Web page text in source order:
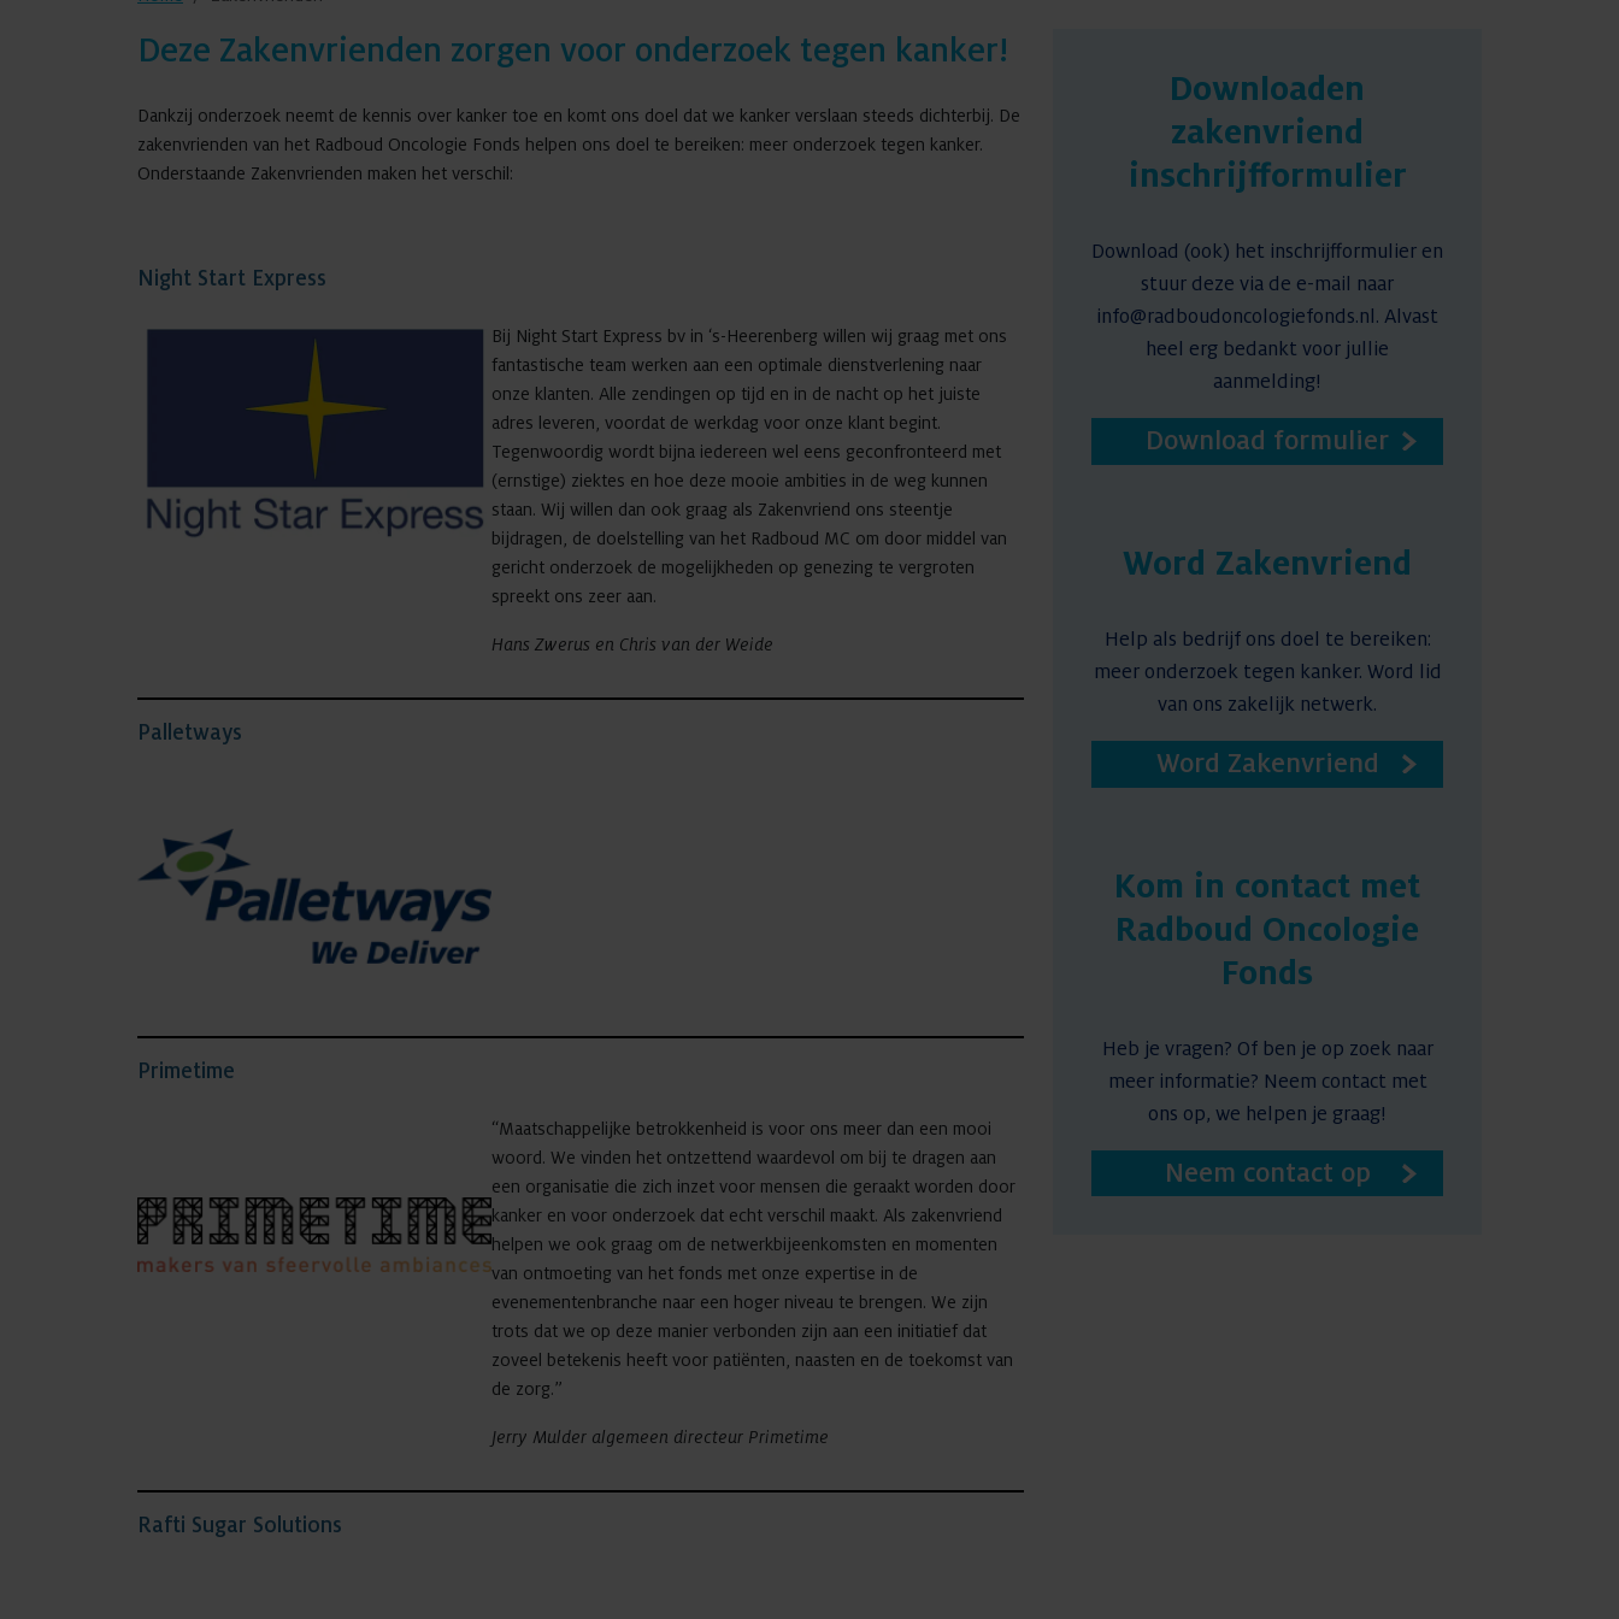
Deze Zakenvrienden zorgen voor onderzoek tegen kanker!
Dankzij onderzoek neemt de kennis over kanker toe en komt ons doel dat we kanker verslaan steeds dichterbij. De
zakenvrienden van het Radboud Oncologie Fonds helpen ons doel te bereiken: meer onderzoek tegen kanker.
Onderstaande Zakenvrienden maken het verschil:
Night Start Express
Bij Night Start Express bv in ‘s-Heerenberg willen wij graag met ons
fantastische team werken aan een optimale dienstverlening naar
onze klanten. Alle zendingen op tijd en in de nacht op het juiste
adres leveren, voordat de werkdag voor onze klant begint.
Tegenwoordig wordt bijna iedereen wel eens geconfronteerd met
(ernstige) ziektes en hoe deze mooie ambities in de weg kunnen
staan. Wij willen dan ook graag als Zakenvriend ons steentje
bijdragen, de doelstelling van het Radboud MC om door middel van
gericht onderzoek de mogelijkheden op genezing te vergroten
spreekt ons zeer aan.
Hans Zwerus en Chris van der Weide
Palletways
Primetime
“Maatschappelijke betrokkenheid is voor ons meer dan een mooi
woord. We vinden het ontzettend waardevol om bij te dragen aan
een organisatie die zich inzet voor mensen die geraakt worden door
kanker en voor onderzoek dat echt verschil maakt. Als zakenvriend
helpen we ook graag om de netwerkbijeenkomsten en momenten
van ontmoeting van het fonds met onze expertise in de
evenementenbranche naar een hoger niveau te brengen. We zijn
trots dat we op deze manier verbonden zijn aan een initiatief dat
zoveel betekenis heeft voor patiënten, naasten en de toekomst van
de zorg.”
Jerry Mulder algemeen directeur Primetime
Rafti Sugar Solutions
Downloaden
zakenvriend
inschrijfformulier
Download (ook) het inschrijfformulier en
stuur deze via de e-mail naar
info@radboudoncologiefonds.nl. Alvast
heel erg bedankt voor jullie
aanmelding!
Download formulier
Word Zakenvriend
Help als bedrijf ons doel te bereiken:
meer onderzoek tegen kanker. Word lid
van ons zakelijk netwerk.
Word Zakenvriend
Kom in contact met
Radboud Oncologie
Fonds
Heb je vragen? Of ben je op zoek naar
meer informatie? Neem contact met
ons op, we helpen je graag!
Neem contact op
Contact